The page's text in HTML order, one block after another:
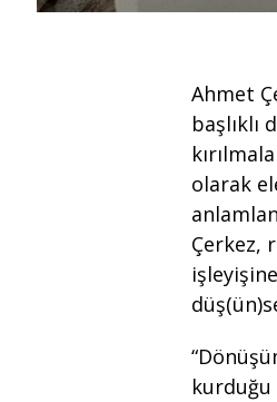
Ahmet
başlıklı
olarak
Çerkez,
kurduğu